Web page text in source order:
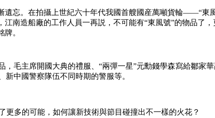
忘。在拍攝上世紀六十年代我國首艘國産萬噸貨輪——“東
南造船廠的工作人員一再説，不可能有“東風號”的物品了
。
主席開國大典的禮服、“兩彈一星”元勳錢學森寫給鄒家
中國警察隊伍不同時期的警服等。
多的可能，如何讓新技術與節目碰撞出不一樣的火花？